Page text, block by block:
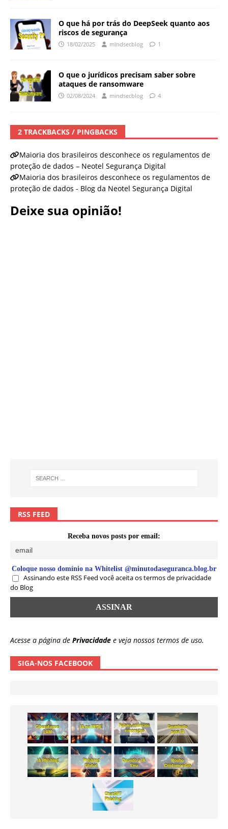
O que há por trás do DeepSeek quanto aos
riscos de segurança
18/02/2025 mindsecblog 1
O que o jurídicos precisam saber sobre
ataques de ransomware
02/08/2024 mindsecblog 4
2 TRACKBACKS / PINGBACKS
Maioria dos brasileiros desconhece os regulamentos de
proteção de dados – Neotel Segurança Digital
Maioria dos brasileiros desconhece os regulamentos de
proteção de dados - Blog da Neotel Segurança Digital
Deixe sua opinião!
RSS FEED
Receba novos posts por email:
Coloque nosso domínio na Whitelist @minutodaseguranca.blog.br
Assinando este RSS Feed você aceita os termos de privacidade
do Blog
Acesse a página de Privacidade e veja nossos termos de uso.
SIGA-NOS FACEBOOK